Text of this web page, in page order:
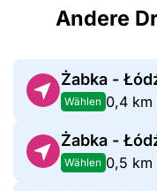
Andere
Żabka -
Wählen 0,4 km
Wählen 0,5 km